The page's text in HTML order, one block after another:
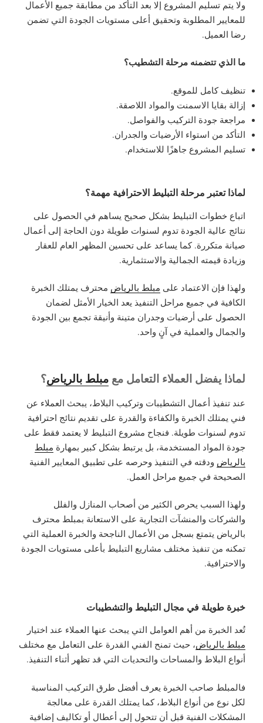
ولا يتم تسليم المشروع إلا بعد التأكد من مطابقة جميع الأعمال
للمعايير المطلوبة وتحقيق أعلى مستويات الجودة التي تضمن
رضا العميل.
ما الذي تتضمنه مرحلة التشطيب؟
تنظيف كامل للموقع.
إزالة بقايا الاسمنت والمواد اللاصقة.
مراجعة جودة التركيب والفواصل.
التأكد من استواء الأرضيات والجدران.
تسليم المشروع جاهزًا للاستخدام.
لماذا تعتبر مرحلة التبليط الاحترافية مهمة؟
اتباع خطوات التبليط بشكل صحيح يساهم في الحصول على
نتائج عالية الجودة تدوم لسنوات طويلة دون الحاجة إلى أعمال
صيانة متكررة. كما يساعد على تحسين المظهر العام للعقار
وزيادة قيمته الجمالية والاستثمارية.
ولهذا فإن الاعتماد على مبلط بالرياض محترف يمتلك الخبرة
الكافية في جميع مراحل التنفيذ يعد الخيار الأمثل لضمان
الحصول على أرضيات وجدران متينة وأنيقة تجمع بين الجودة
والجمال والعملية في آنٍ واحد.
لماذا يفضل العملاء التعامل مع مبلط بالرياض؟
عند تنفيذ أعمال التشطيبات وتركيب البلاط، يبحث العملاء عن
فني يمتلك الخبرة والكفاءة والقدرة على تقديم نتائج احترافية
تدوم لسنوات طويلة. فنجاح مشروع التبليط لا يعتمد فقط على
جودة المواد المستخدمة، بل يرتبط بشكل كبير بمهارة مبلط
بالرياض ودقته في التنفيذ وحرصه على تطبيق المعايير الفنية
الصحيحة في جميع مراحل العمل.
ولهذا السبب يحرص الكثير من أصحاب المنازل والفلل
والشركات والمنشآت التجارية على الاستعانة بمبلط محترف
بالرياض يتمتع بسجل من الأعمال الناجحة والخبرة العملية التي
تمكنه من تنفيذ مختلف مشاريع التبليط بأعلى مستويات الجودة
والاحترافية.
خبرة طويلة في مجال التبليط والتشطيبات
تُعد الخبرة من أهم العوامل التي يبحث عنها العملاء عند اختيار
مبلط بالرياض، حيث تمنح الفني القدرة على التعامل مع مختلف
أنواع البلاط والمساحات والتحديات التي قد تظهر أثناء التنفيذ.
فالمبلط صاحب الخبرة يعرف أفضل طرق التركيب المناسبة
لكل نوع من أنواع البلاط، كما يمتلك القدرة على معالجة
المشكلات الفنية قبل أن تتحول إلى أعطال أو تكاليف إضافية